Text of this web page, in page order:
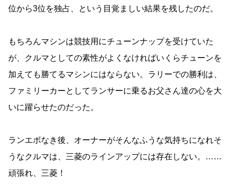
位から3位を独占、という目覚ましい結果を残したのだ。
もちろんマシンは競技用にチューンナップを受けていた
が、クルマとしての素性がよくなければいくらチューンを
加えても勝てるマシンにはならない。ラリーでの勝利は、
ファミリーカーとしてランサーに乗るお父さん達の心を大
いに躍らせたのだった。
ランエボなき後、オーナーがそんなふうな気持ちになれそ
うなクルマは、三菱のラインアップには存在しない。……
頑張れ、三菱！